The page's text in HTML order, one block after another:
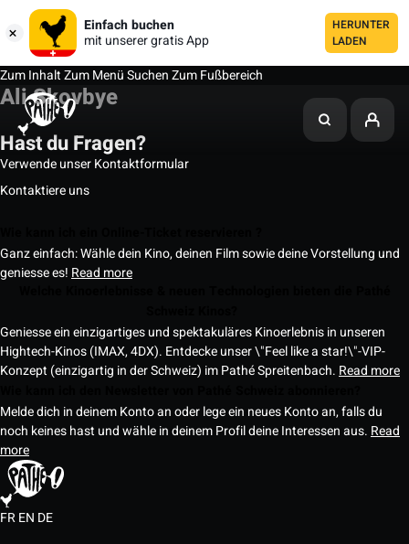
Einfach buchen
mit unserer gratis App
HERUNTER
LADEN
Zum InhaltZum MenüSuchenZum Fußbereich
Ali Skovbye
Hast du Fragen?
Verwende unser Kontaktformular
Kontaktiere uns
Ganz einfach: Wähle dein Kino, deinen Film sowie deine Vorstellung und
geniesse es! Read more
Geniesse ein einzigartiges und spektakuläres Kinoerlebnis in unseren
Hightech-Kinos (IMAX, 4DX). Entdecke unser \"Feel like a star!\"-VIP-
Konzept (einzigartig in der Schweiz) im Pathé Spreitenbach. Read more
Melde dich in deinem Konto an oder lege ein neues Konto an, falls du
noch keines hast und wähle in deinem Profil deine Interessen aus. Read
more
FREN DE